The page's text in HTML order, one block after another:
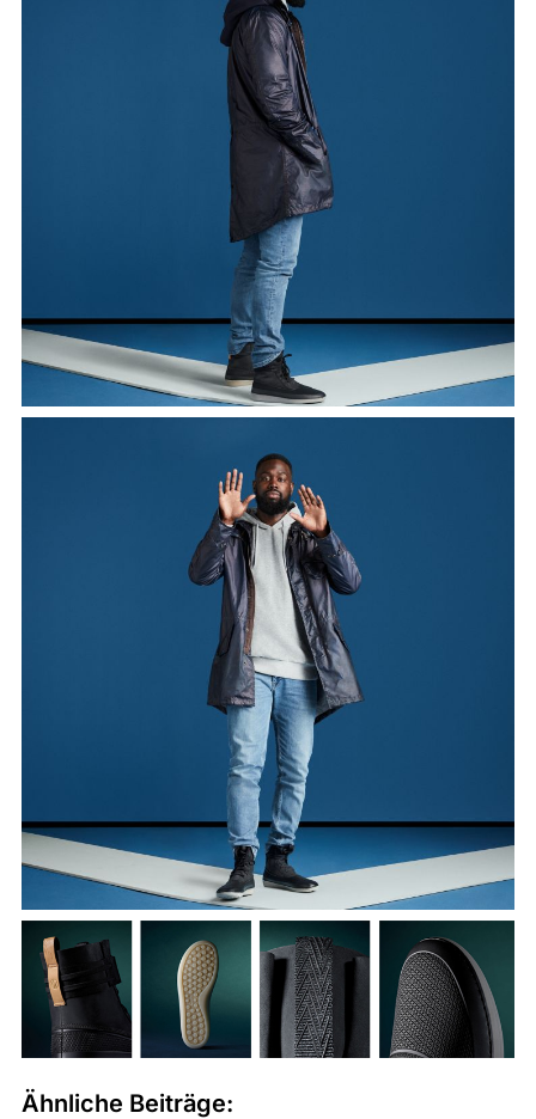
Ähnliche Beiträge: